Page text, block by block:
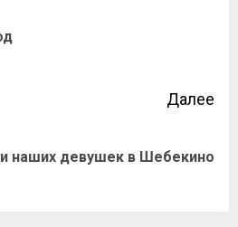
Далее
наших девушек в Шебекино